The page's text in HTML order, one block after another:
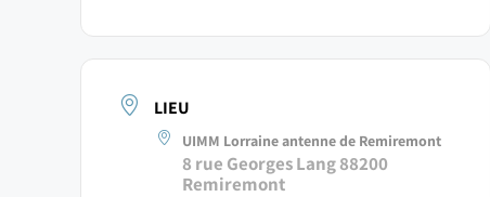
LIEU
UIMM Lorraine antenne de Remiremont
8 rue Georges Lang 88200
Remiremont